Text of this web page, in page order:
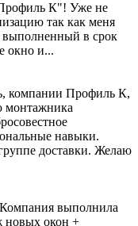
К"! Уже не
так как меня
выполненный в срок
окно и...
компании Профиль К,
монтажника
навыки.
доставки. Желаю
выполнила
новых окон +